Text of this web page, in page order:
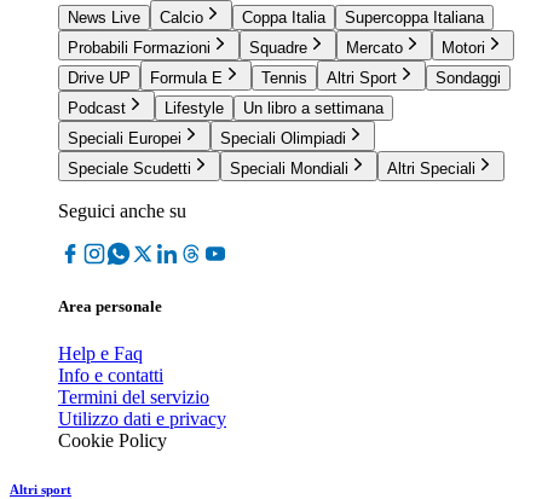
News Live
Calcio Coppa Italia
Supercoppa Italiana
Probabili Formazioni
Squadre Mercato
Motori
Drive UP
Formula E Tennis Altri Sport
Sondaggi
Podcast
Lifestyle
Un libro a settimana
Speciali Europei
Speciali Olimpiadi
Speciale Scudetti
Speciali Mondiali Altri Speciali
Seguici anche su
Area personale
Help e Faq
Info e contatti
Termini del servizio
Utilizzo dati e privacy
Cookie Policy
Altri sport